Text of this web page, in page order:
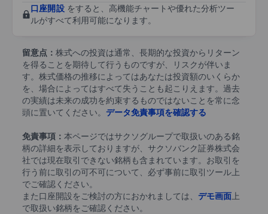
口座開設をすると、高機能チャートや優れた分析ツー
ルがすべて利用可能になります。
留意点： 株式への投資は通常、長期的な投資からリターン
を得ることを期待して行うものですが、リスクが伴いま
す。株式価格の推移によってはあなたは投資額のいくらか
を、場合によってはすべて失うことも起こりえます。過去
の実績は未来の成功を約束するものではないことを常に念
頭に置いてください。 データ免責事項を確認する
免責事項： 本ページではサクソグループで取扱いのある銘
柄の詳細を表示しておりますが、サクソバンク証券株式会
社では現在取引できない銘柄も含まれています。お取引を
行う前に取引の可不可について、必ず事前に取引ツール上
でご確認ください。
また口座開設をご検討の方におかれましては、 デモ画面 上
で取扱い銘柄をご確認ください。